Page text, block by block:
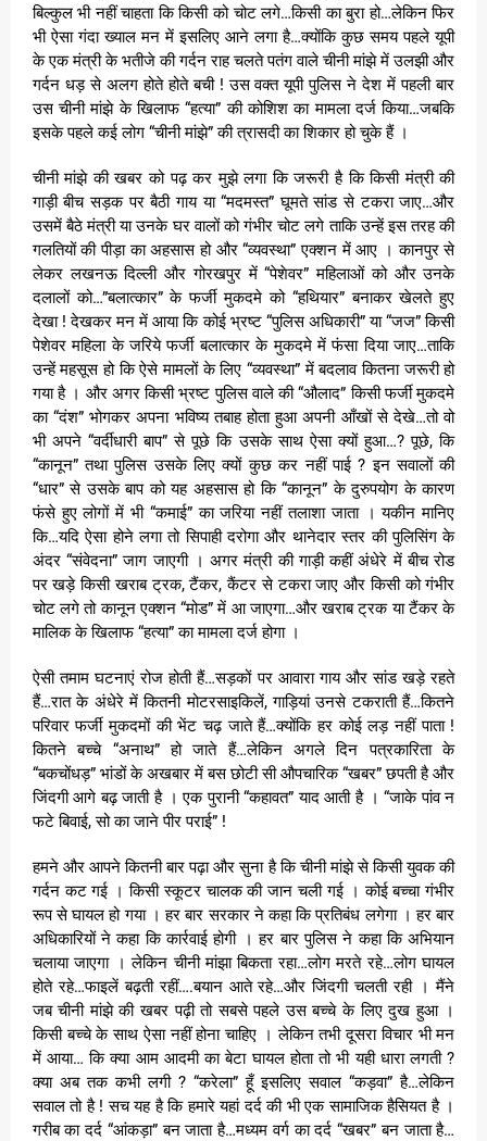
बिल्कुल भी नहीं चाहता कि किसी को चोट लगे…किसी का बुरा हो…लेकिन फिर
भी ऐसा गंदा ख्याल मन में इसलिए आने लगा है…क्योंकि कुछ समय पहले यूपी
के एक मंत्री के भतीजे की गर्दन राह चलते पतंग वाले चीनी मांझे में उलझी और
गर्दन धड़ से अलग होते होते बची ! उस वक्त यूपी पुलिस ने देश में पहली बार
उस चीनी मांझे के खिलाफ “हत्या” की कोशिश का मामला दर्ज किया…जबकि
इसके पहले कई लोग “चीनी मांझे” की त्रासदी का शिकार हो चुके हैं ।
चीनी मांझे की खबर को पढ़ कर मुझे लगा कि जरूरी है कि किसी मंत्री की
गाड़ी बीच सड़क पर बैठी गाय या “मदमस्त” घूमते सांड से टकरा जाए…और
उसमें बैठे मंत्री या उनके घर वालों को गंभीर चोट लगे ताकि उन्हें इस तरह की
गलतियों की पीड़ा का अहसास हो और “व्यवस्था” एक्शन में आए । कानपुर से
लेकर लखनऊ दिल्ली और गोरखपुर में “पेशेवर” महिलाओं को और उनके
दलालों को…”बलात्कार” के फर्जी मुकदमे को “हथियार” बनाकर खेलते हुए
देखा ! देखकर मन में आया कि कोई भ्रष्ट “पुलिस अधिकारी” या “जज” किसी
पेशेवर महिला के जरिये फर्जी बलात्कार के मुकदमे में फंसा दिया जाए…ताकि
उन्हें महसूस हो कि ऐसे मामलों के लिए “व्यवस्था” में बदलाव कितना जरूरी हो
गया है । और अगर किसी भ्रष्ट पुलिस वाले की “औलाद” किसी फर्जी मुकदमे
का “दंश” भोगकर अपना भविष्य तबाह होता हुआ अपनी आँखों से देखे…तो वो
भी अपने “वर्दीधारी बाप” से पूछे कि उसके साथ ऐसा क्यों हुआ…? पूछे, कि
“कानून” तथा पुलिस उसके लिए क्यों कुछ कर नहीं पाई ? इन सवालों की
“धार” से उसके बाप को यह अहसास हो कि “कानून” के दुरुपयोग के कारण
फंसे हुए लोगों में भी “कमाई” का जरिया नहीं तलाशा जाता । यकीन मानिए
कि…यदि ऐसा होने लगा तो सिपाही दरोगा और थानेदार स्तर की पुलिसिंग के
अंदर “संवेदना” जाग जाएगी । अगर मंत्री की गाड़ी कहीं अंधेरे में बीच रोड
पर खड़े किसी खराब ट्रक, टैंकर, कैंटर से टकरा जाए और किसी को गंभीर
चोट लगे तो कानून एक्शन “मोड” में आ जाएगा…और खराब ट्रक या टैंकर के
मालिक के खिलाफ “हत्या” का मामला दर्ज होगा ।
ऐसी तमाम घटनाएं रोज होती हैं…सड़कों पर आवारा गाय और सांड खड़े रहते
हैं…रात के अंधेरे में कितनी मोटरसाइकिलें, गाड़ियां उनसे टकराती हैं…कितने
परिवार फर्जी मुकदमों की भेंट चढ़ जाते हैं…क्योंकि हर कोई लड़ नहीं पाता !
कितने बच्चे “अनाथ” हो जाते हैं…लेकिन अगले दिन पत्रकारिता के
“बकचोंधड़” भांडों के अखबार में बस छोटी सी औपचारिक “खबर” छपती है और
जिंदगी आगे बढ़ जाती है । एक पुरानी “कहावत” याद आती है । “जाके पांव न
फटे बिवाई, सो का जाने पीर पराई” !
हमने और आपने कितनी बार पढ़ा और सुना है कि चीनी मांझे से किसी युवक की
गर्दन कट गई । किसी स्कूटर चालक की जान चली गई । कोई बच्चा गंभीर
रूप से घायल हो गया । हर बार सरकार ने कहा कि प्रतिबंध लगेगा । हर बार
अधिकारियों ने कहा कि कार्रवाई होगी । हर बार पुलिस ने कहा कि अभियान
चलाया जाएगा । लेकिन चीनी मांझा बिकता रहा…लोग मरते रहे…लोग घायल
होते रहे…फाइलें बढ़ती रहीं….बयान आते रहे…और जिंदगी चलती रही । मैंने
जब चीनी मांझे की खबर पढ़ी तो सबसे पहले उस बच्चे के लिए दुख हुआ ।
किसी बच्चे के साथ ऐसा नहीं होना चाहिए । लेकिन तभी दूसरा विचार भी मन
में आया… कि क्या आम आदमी का बेटा घायल होता तो भी यही धारा लगती ?
क्या अब तक कभी लगी ? “करेला” हूँ इसलिए सवाल “कड़वा” है…लेकिन
सवाल तो है ! सच यह है कि हमारे यहां दर्द की भी एक सामाजिक हैसियत है ।
गरीब का दर्द “आंकड़ा” बन जाता है…मध्यम वर्ग का दर्द “खबर” बन जाता है…